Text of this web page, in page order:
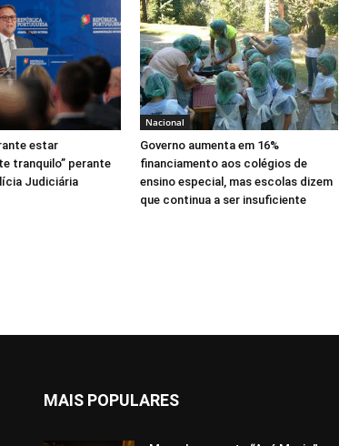
estar
tranquilo” perante
Judiciária
Nacional
Governo aumenta em 16%
financiamento aos colégios de
ensino especial, mas escolas dizem
que continua a ser insuficiente
MAIS POPULARES